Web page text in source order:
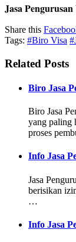
Jasa
Share this
Tags: #Biro Visa
Related Posts
Biro Jasa
Biro Jasa
yang paling
proses
Info Jasa
Jasa
berisikan
…
Info Jasa